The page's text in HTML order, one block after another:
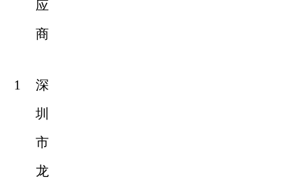
应
商
1
深
圳
市
龙